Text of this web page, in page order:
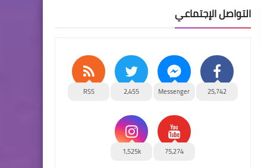
التواصل الإجتماعي
25,742
Messenger
2,455
RSS
75,274
1,525k